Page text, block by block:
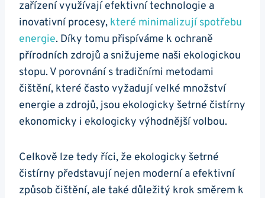
zařízení využívají efektivní technologie a
inovativní procesy, které minimalizují spotřebu
energie. Díky tomu přispíváme k ochraně
přírodních zdrojů a snižujeme naši ekologickou
stopu. V porovnání s tradičními metodami
čištění, které často vyžadují velké množství
energie a zdrojů, jsou ekologicky šetrné čistírny
ekonomicky i ekologicky výhodnější volbou.
Celkově lze tedy říci, že ekologicky šetrné
čistírny představují nejen moderní a efektivní
způsob čištění, ale také důležitý krok směrem k